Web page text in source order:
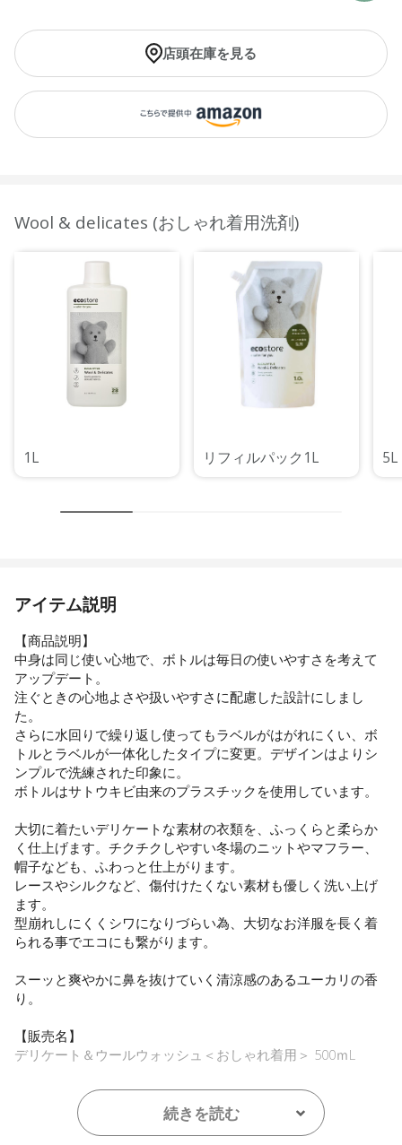
店頭在庫を見る
Wool & delicates (おしゃれ着用洗剤)
1L リフィルパック1L 5L
アイテム説明
【商品説明】
中身は同じ使い心地で、ボトルは毎日の使いやすさを考えて
アップデート。
注ぐときの心地よさや扱いやすさに配慮した設計にしまし
た。
さらに水回りで繰り返し使ってもラベルがはがれにくい、ボ
トルとラベルが一体化したタイプに変更。デザインはよりシ
ンプルで洗練された印象に。
ボトルはサトウキビ由来のプラスチックを使用しています。
大切に着たいデリケートな素材の衣類を、ふっくらと柔らか
く仕上げます。チクチクしやすい冬場のニットやマフラー、
帽子なども、ふわっと仕上がります。
レースやシルクなど、傷付けたくない素材も優しく洗い上げ
ます。
型崩れしにくくシワになりづらい為、大切なお洋服を長く着
られる事でエコにも繋がります。
スーッと爽やかに鼻を抜けていく清涼感のあるユーカリの香
り。
【販売名】
デリケート＆ウールウォッシュ＜おしゃれ着用＞ 500ｍL
【ご使用方法】
使用量の目安：水45Lに対し35mL/30Lに対し23mL
続きを読む